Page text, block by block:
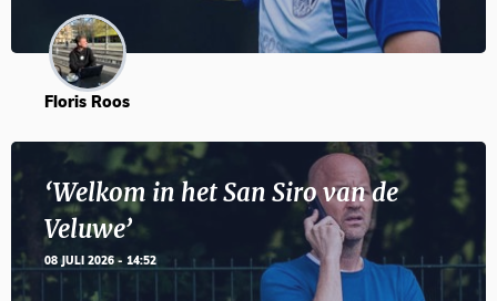
Floris Roos
‘Welkom in het San Siro van de
Veluwe’
08 JULI 2026 - 14:52